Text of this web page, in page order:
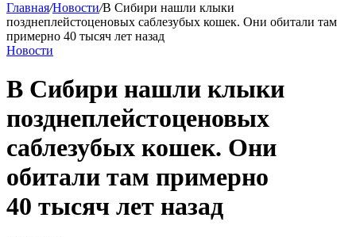
Главная/Новости/В Сибири нашли клыки
позднеплейстоценовых саблезубых кошек. Они обитали там
примерно 40 тысяч лет назад
Новости
В Сибири нашли клыки
позднеплейстоценовых
саблезубых кошек. Они
обитали там примерно
40 тысяч лет назад